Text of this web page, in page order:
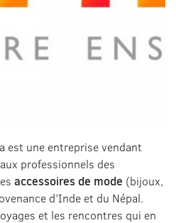
est une entreprise vendant
professionnels des
accessoires de mode (bijoux,
d’Inde et du Népal.
et les rencontres qui en